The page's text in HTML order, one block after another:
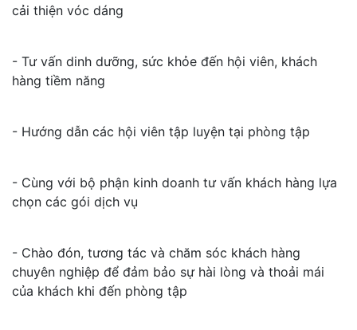
cải thiện vóc dáng
- Tư vấn dinh dưỡng, sức khỏe đến hội viên, khách
hàng tiềm năng
- Hướng dẫn các hội viên tập luyện tại phòng tập
- Cùng với bộ phận kinh doanh tư vấn khách hàng lựa
chọn các gói dịch vụ
- Chào đón, tương tác và chăm sóc khách hàng
chuyên nghiệp để đảm bảo sự hài lòng và thoải mái
của khách khi đến phòng tập